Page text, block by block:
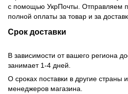
с помощью УкрПочты. Отправляем
полной оплаты за товар и за
Срок доставки
В зависимости от вашего региона
занимает 1-4 дней.
О сроках поставки в другие страны
менеджеров магазина.